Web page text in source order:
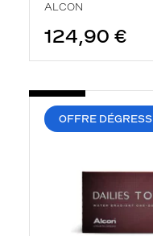
ALCON
124,90 €
OFFRE